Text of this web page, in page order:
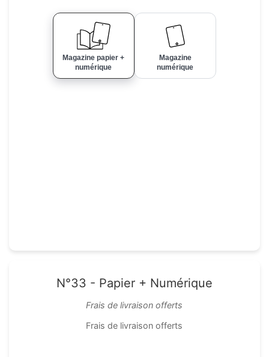
Magazine papier +
numérique
Magazine
numérique
N°33 - Papier + Numérique
Frais de livraison offerts
Frais de livraison offerts